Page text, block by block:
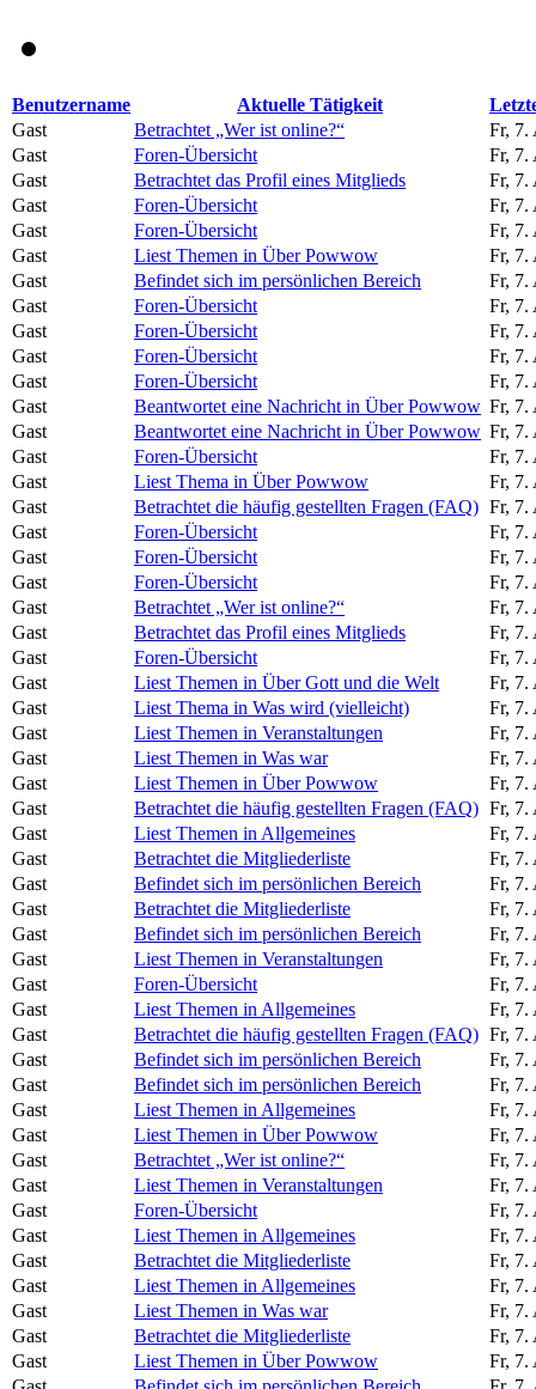
Benutzername Aktuelle Tätigkeit
Gast
Betrachtet „Wer ist online?“
Fr, 7.
Gast
Foren-Übersicht
Fr, 7.
Gast
Betrachtet das Profil eines Mitglieds
Fr, 7.
Gast
Foren-Übersicht
Fr, 7.
Gast
Foren-Übersicht
Fr, 7.
Gast
Liest Themen in Über Powwow
Fr, 7.
Gast
Befindet sich im persönlichen Bereich
Fr, 7.
Gast
Foren-Übersicht
Fr, 7.
Gast
Foren-Übersicht
Fr, 7.
Gast
Foren-Übersicht
Fr, 7.
Gast
Foren-Übersicht
Fr, 7.
Gast
Beantwortet eine Nachricht in Über Powwow Fr, 7.
Gast
Beantwortet eine Nachricht in Über Powwow Fr, 7.
Gast
Foren-Übersicht
Fr, 7.
Gast
Liest Thema in Über Powwow
Fr, 7.
Gast
Betrachtet die häufig gestellten Fragen (FAQ) Fr, 7.
Gast
Foren-Übersicht
Fr, 7.
Gast
Foren-Übersicht
Fr, 7.
Gast
Foren-Übersicht
Fr, 7.
Gast
Betrachtet „Wer ist online?“
Fr, 7.
Gast
Betrachtet das Profil eines Mitglieds
Fr, 7.
Gast
Foren-Übersicht
Fr, 7.
Gast
Liest Themen in Über Gott und die Welt
Fr, 7.
Gast
Liest Thema in Was wird (vielleicht)
Fr, 7.
Gast
Liest Themen in Veranstaltungen
Fr, 7.
Gast
Liest Themen in Was war
Fr, 7.
Gast
Liest Themen in Über Powwow
Fr, 7.
Gast
Betrachtet die häufig gestellten Fragen (FAQ) Fr, 7.
Gast
Liest Themen in Allgemeines
Fr, 7.
Gast
Betrachtet die Mitgliederliste
Fr, 7.
Gast
Befindet sich im persönlichen Bereich
Fr, 7.
Gast
Betrachtet die Mitgliederliste
Fr, 7.
Gast
Befindet sich im persönlichen Bereich
Fr, 7.
Gast
Liest Themen in Veranstaltungen
Fr, 7.
Gast
Foren-Übersicht
Fr, 7.
Gast
Liest Themen in Allgemeines
Fr, 7.
Gast
Betrachtet die häufig gestellten Fragen (FAQ) Fr, 7.
Gast
Befindet sich im persönlichen Bereich
Fr, 7.
Gast
Befindet sich im persönlichen Bereich
Fr, 7.
Gast
Liest Themen in Allgemeines
Fr, 7.
Gast
Liest Themen in Über Powwow
Fr, 7.
Gast
Betrachtet „Wer ist online?“
Fr, 7.
Gast
Liest Themen in Veranstaltungen
Fr, 7.
Gast
Foren-Übersicht
Fr, 7.
Gast
Liest Themen in Allgemeines
Fr, 7.
Gast
Betrachtet die Mitgliederliste
Fr, 7.
Gast
Liest Themen in Allgemeines
Fr, 7.
Gast
Liest Themen in Was war
Fr, 7.
Gast
Betrachtet die Mitgliederliste
Fr, 7.
Gast
Liest Themen in Über Powwow
Fr, 7.